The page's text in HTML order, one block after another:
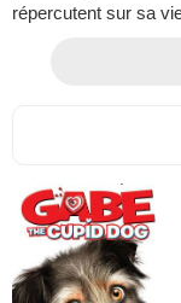
répercutent sur sa